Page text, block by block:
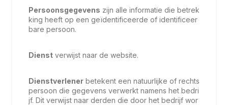
Persoonsgegevens zijn alle informatie die betrek
king heeft op een geïdentificeerde of identificeer
bare persoon.
Dienst verwijst naar de website.
Dienstverlener betekent een natuurlijke of rechts
persoon die gegevens verwerkt namens het bedri
jf. Dit verwijst naar derden die door het bedrijf wor